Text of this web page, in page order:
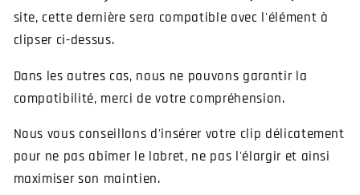
site, cette dernière sera compatible avec l'élément à
clipser ci-dessus.
Dans les autres cas, nous ne pouvons garantir la
compatibilité, merci de votre compréhension.
Nous vous conseillons d'insérer votre clip délicatement
pour ne pas abîmer le labret, ne pas l'élargir et ainsi
maximiser son maintien.